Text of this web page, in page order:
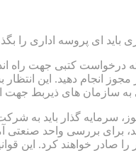
باید ای پروسه اداری را
درخواست کتبی جهت راه
مجوز انجام دهید. این
به سازمان های ذیربط
سرمایه گذار باید به
برای بررسی واحد
صادر خواهند کرد. این